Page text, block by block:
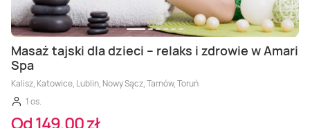
Masaż tajski dla dzieci – relaks i zdrowie w Amari
Spa
Kalisz, Katowice, Lublin, Nowy Sącz, Tarnów, Toruń
1 os.
Od 149,00 zł